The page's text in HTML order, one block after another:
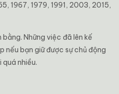
1967, 1979, 1991, 2003, 2015,
Những việc đã lên kế
nếu bạn giữ được sự chủ động
nhiều.